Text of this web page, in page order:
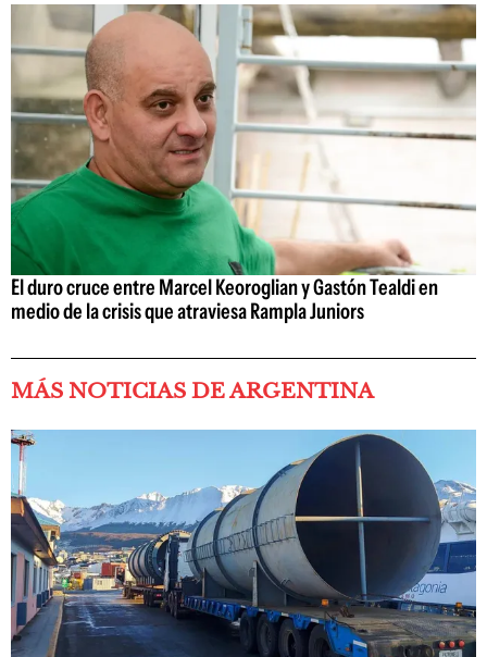
El duro cruce entre Marcel Keoroglian y Gastón Tealdi en
medio de la crisis que atraviesa Rampla Juniors
MÁS NOTICIAS DE ARGENTINA